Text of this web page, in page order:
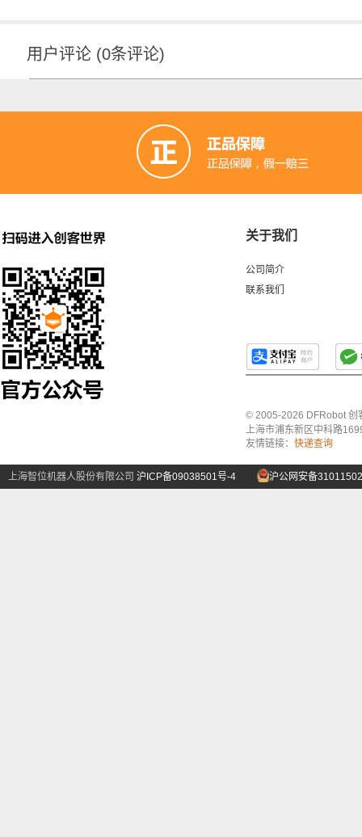
用户评论 (0条评论)
关于我们
公司简介
联系我们
© 2005-2026 DFRobot 创
上海市浦东新区中科路
友情链接： 快递查询
上海智位机器人股份有限公司 沪ICP备09038501号-4 沪公网安备